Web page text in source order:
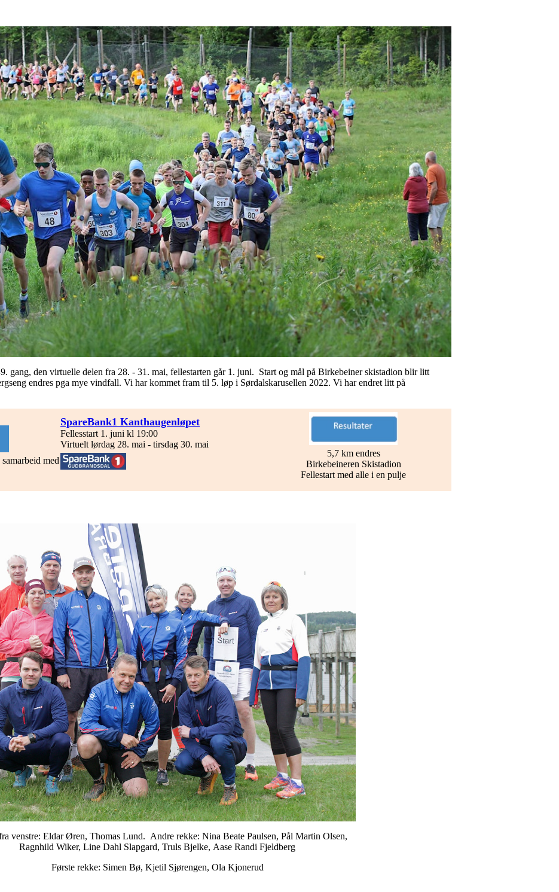
gang, den virtuelle delen fra 28. - 31. mai, fellestarten går 1. juni. Start og mål på Birkebeiner skistadion blir litt
endres pga mye vindfall. Vi har kommet fram til 5. løp i Sørdalskarusellen 2022. Vi har endret litt på
med
SpareBank1 Kanthaugenløpet
Fellesstart 1. juni kl 19:00
Virtuelt lørdag 28. mai - tirsdag 30. mai
5,7 km endres
Birkebeineren Skistadion
Fellestart med alle i en pulje
venstre: Eldar Øren, Thomas Lund. Andre rekke: Nina Beate Paulsen, Pål Martin Olsen,
Ragnhild Wiker, Line Dahl Slapgard, Truls Bjelke, Aase Randi Fjeldberg
Første rekke: Simen Bø, Kjetil Sjørengen, Ola Kjonerud